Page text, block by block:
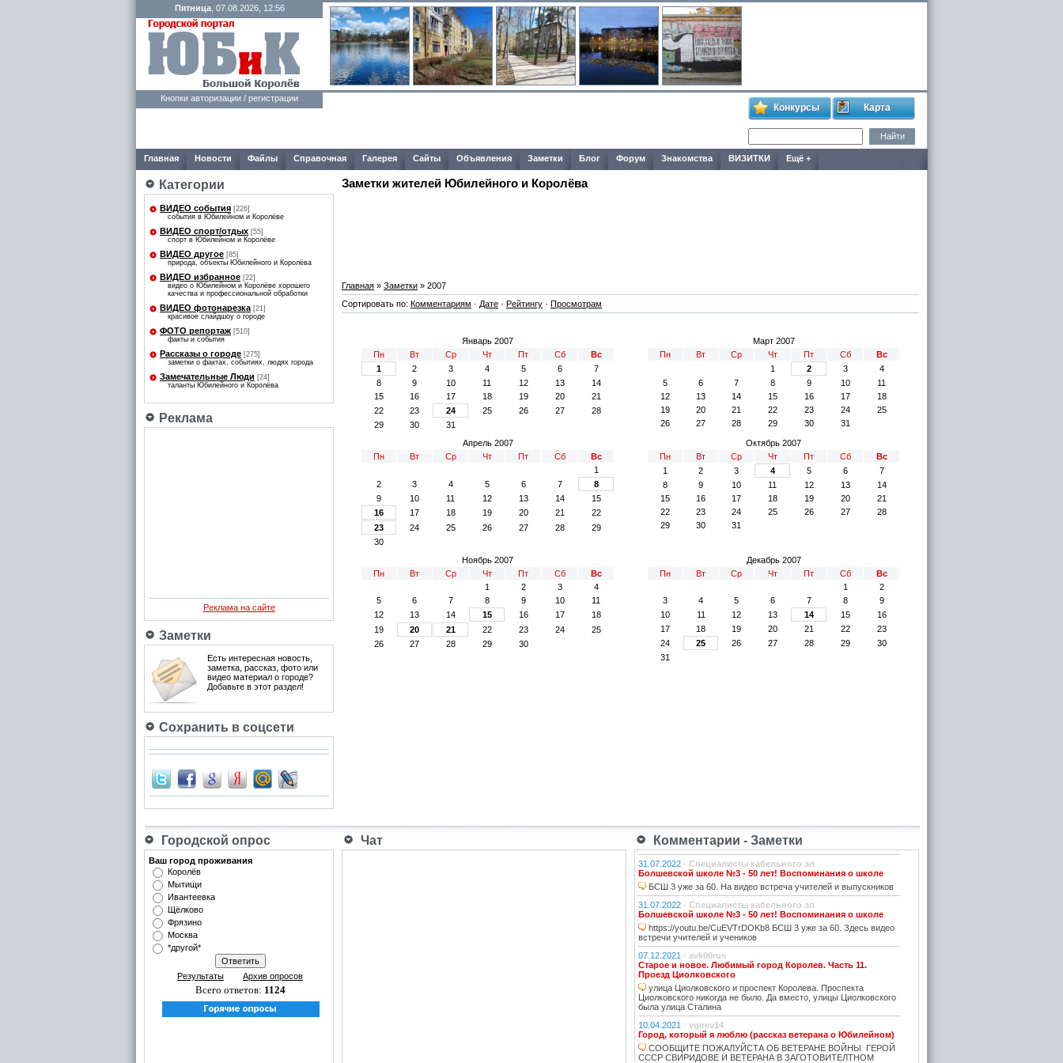
Пятница, 07.08.2026, 12:56
Кнопки авторизации / регистрации
Конкурсы Карта
Главная Новости Файлы Справочная Галерея Сайты Объявления Заметки Блог Форум Знакомства ВИЗИТКИ Ещё +
Категории
ВИДЕО события [226]
события в Юбилейном и Королёве
ВИДЕО спорт/отдых [55]
спорт в Юбилейном и Королёве
ВИДЕО другое [85]
природа, объекты Юбилейного и Королёва
ВИДЕО избранное [22]
видео о Юбилейном и Королёве хорошего
качества и профессиональной обработки
ВИДЕО фотонарезка [21]
красивое слайдшоу о городе
ФОТО репортаж [510]
факты и события
Рассказы о городе [275]
заметки о фактах, событиях, людях города
Замечательные Люди [24]
таланты Юбилейного и Королёва
Реклама
Реклама на сайте
Заметки
Есть интересная новость,
заметка, рассказ, фото или
видео материал о городе?
Добавьте в этот раздел!
Сохранить в соцсети
Заметки жителей Юбилейного и Королёва
Главная » Заметки » 2007
Сортировать по: Комментариям · Дате · Рейтингу · Просмотрам
Январь 2007
Пн
Вт Ср Чт Пт Сб
Вс
1
2 3 4 5 6
7
8
9 10 11 12 13
14
15
16 17 18 19 20
21
22
23 24 25 26 27
28
29
30 31
Март 2007
Пн
Вт Ср Чт Пт Сб
Вс
1
2 3
4
5
6 7 8 9 10
11
12
13 14 15 16 17
18
19
20 21 22 23 24
25
26
27 28 29 30 31
Апрель 2007
Пн
Вт Ср Чт Пт Сб
Вс
1
2
3 4 5 6 7
8
9
10 11 12 13 14
15
16
17 18 19 20 21
22
23
24 25 26 27 28
29
30
Октябрь 2007
Пн
Вт Ср Чт Пт Сб
Вс
1
2 3 4 5 6
7
8
9 10 11 12 13
14
15
16 17 18 19 20
21
22
23 24 25 26 27
28
29
30 31
Ноябрь 2007
Пн
Вт Ср Чт Пт Сб
Вс
1
2 3
4
5
6 7 8 9 10
11
12
13 14 15 16 17
18
19
20 21 22 23 24
25
26
27 28 29 30
Декабрь 2007
Пн
Вт Ср Чт Пт Сб
Вс
1
2
3
4 5 6 7 8
9
10
11 12 13 14 15
16
17
18 19 20 21 22
23
24
25 26 27 28 29
30
31
Городской опрос Чат Комментарии - Заметки
Ваш город проживания
Королёв
Мытищи
Ивантеевка
Щёлково
Фрязино
Москва
*другой*
Результаты Архив опросов
Всего ответов: 1124
31.07.2022 - Специалисты кабельного эл
Болшевской школе №3 - 50 лет! Воспоминания о школе
БСШ 3 уже за 60. На видео встреча учителей и выпускников
31.07.2022 - Специалисты кабельного эл
Болшевской школе №3 - 50 лет! Воспоминания о школе
https://youtu.be/CuEVTrDOKb8 БСШ 3 уже за 60. Здесь видео
встречи учителей и учеников
07.12.2021 - avk00rus
Старое и новое. Любимый город Королев. Часть 11.
Проезд Циолковского
улица Циолковского и проспект Королева. Проспекта
Циолковского никогда не было. Да вместо, улицы Циолковского
была улица Сталина
10.04.2021 - vgirev14
Город, который я люблю (рассказ ветерана о Юбилейном)
СООБЩИТЕ ПОЖАЛУЙСТА ОБ ВЕТЕРАНЕ ВОЙНЫ ГЕРОЙ
СССР СВИРИДОВЕ И ВЕТЕРАНА В ЗАГОТОВИТЕЛТНОМ